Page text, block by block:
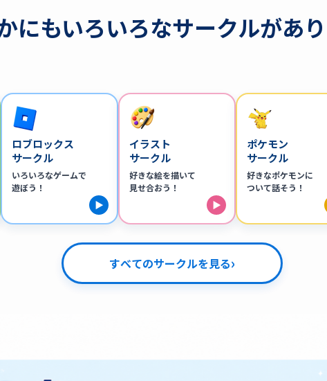
にもいろいろなサークルがあ
ロブロックス
サークル
いろいろなゲームで
遊ぼう！
▶
イラスト
サークル
好きな絵を描いて
見せ合おう！
▶
ポケモン
サークル
好きなポケモンに
ついて話そう！
すべてのサークルを見る›